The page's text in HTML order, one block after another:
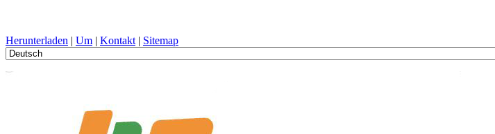
Herunterladen | Um | Kontakt | Sitemap